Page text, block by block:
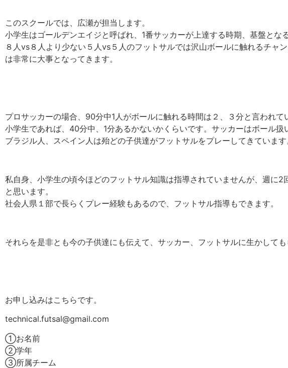
このスクールでは、広瀬が担当します。
小学生はゴールデンエイジと呼ばれ、1番サッカーが上達する時期、基盤と
８人vs８人より少ない５人vs５人のフットサルでは沢山ボールに触れるチ
は非常に大事となってきます。
プロサッカーの場合、90分中1人がボールに触れる時間は２、３分と言われて
小学生であれば、40分中、1分あるかないかくらいです。サッカーはボール
ブラジル人、スペイン人は殆どの子供達がフットサルをプレーしてきています
私自身、小学生の頃今ほどのフットサル知識は指導されていませんが、週に
と思います。
社会人県１部で長らくプレー経験もあるので、フットサル指導もできます。
それらを是非とも今の子供達にも伝えて、サッカー、フットサルに生かして
お申し込みはこちらです。
technical.futsal@gmail.com
①お名前
②学年
③所属チーム